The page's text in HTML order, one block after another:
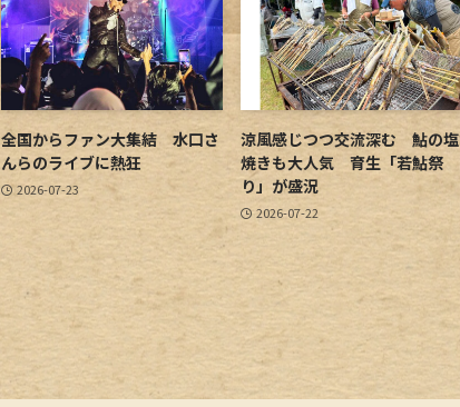
全国からファン大集結 水口さ
んらのライブに熱狂
2026-07-23
涼風感じつつ交流深む 鮎の塩
焼きも大人気 育生「若鮎祭
り」が盛況
2026-07-22